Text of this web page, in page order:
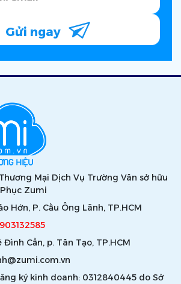
Gửi ngay
Mại Dịch Vụ Trường Vân sở hữu
Zumi
Hớn, P. Cầu Ông Lãnh, TP.HCM
Đình Cẩn, p. Tân Tạo, TP.HCM
ký kinh doanh: 0312840445 do Sở